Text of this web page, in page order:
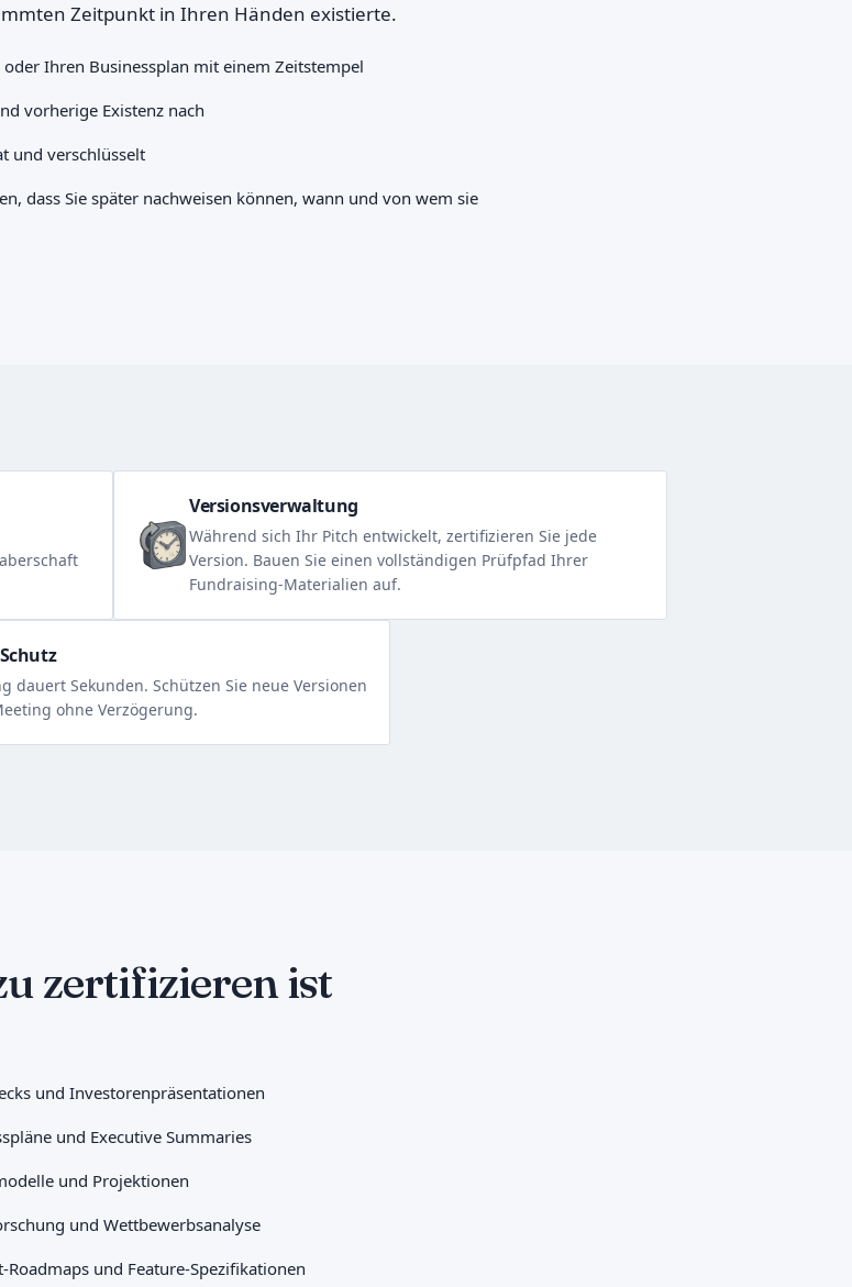
Zeitpunkt in Ihren Händen existierte.
oder Ihren Businessplan mit einem Zeitstempel
vorherige Existenz nach
und verschlüsselt
dass Sie später nachweisen können, wann und von wem sie
Versionsverwaltung
Während sich Ihr Pitch entwickelt, zertifizieren Sie jede
Version. Bauen Sie einen vollständigen Prüfpfad Ihrer
Fundraising-Materialien auf.
dauert Sekunden. Schützen Sie neue Versionen
ohne Verzögerung.
zertifizieren ist
und Investorenpräsentationen
und Executive Summaries
und Projektionen
und Wettbewerbsanalyse
Roadmaps und Feature-Spezifikationen